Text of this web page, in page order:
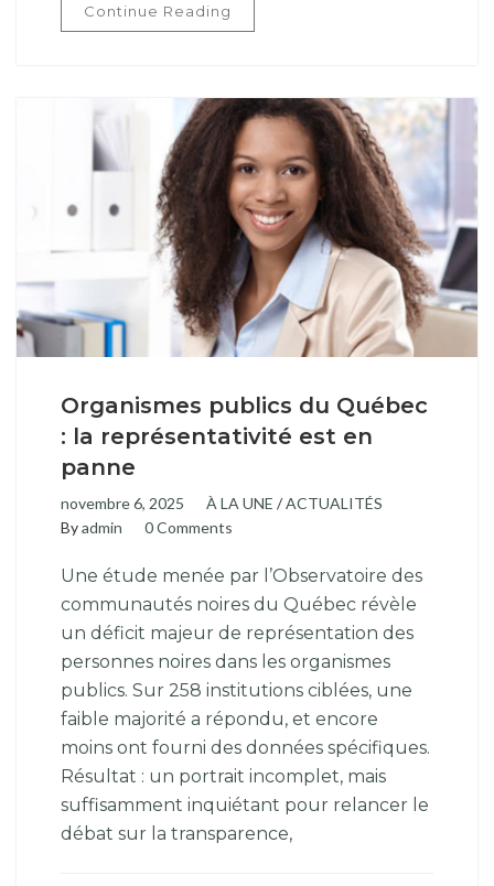
Continue Reading
Organismes publics du Québec
: la représentativité est en
panne
novembre 6, 2025 À LA UNE /ACTUALITÉS
Byadmin 0 Comments
Une étude menée par l’Observatoire des
communautés noires du Québec révèle
un déficit majeur de représentation des
personnes noires dans les organismes
publics. Sur 258 institutions ciblées, une
faible majorité a répondu, et encore
moins ont fourni des données spécifiques.
Résultat : un portrait incomplet, mais
suffisamment inquiétant pour relancer le
débat sur la transparence,